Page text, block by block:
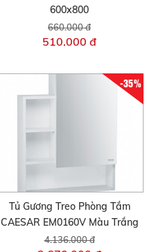
600x800
660.000 đ
510.000 đ
-35%
Tủ Gương Treo Phòng Tắm
CAESAR EM0160V Màu Trắng
4.136.000 đ